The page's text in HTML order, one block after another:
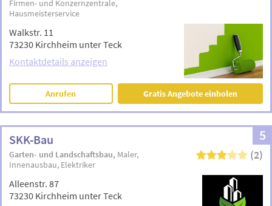
Firmen- und Konzernzentrale
Hausmeisterservice
Walkstr. 11
73230 Kirchheim unter Teck
Kontaktdetails anzeigen
Anrufen Gratis Angebote einholen
5
SKK-Bau
Garten- und Landschaftsbau Maler
Innenausbau Elektriker
(2)
Alleenstr. 87
73230 Kirchheim unter Teck